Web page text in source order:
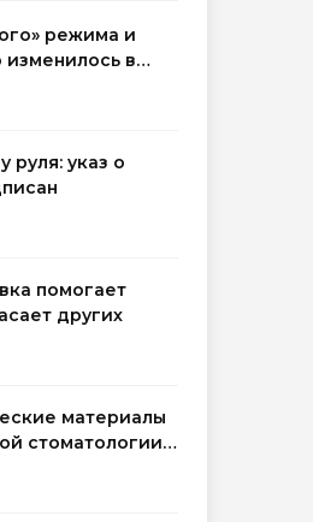
режима и
изменилось в
руля: указ о
помогает
других
материалы
стоматологии